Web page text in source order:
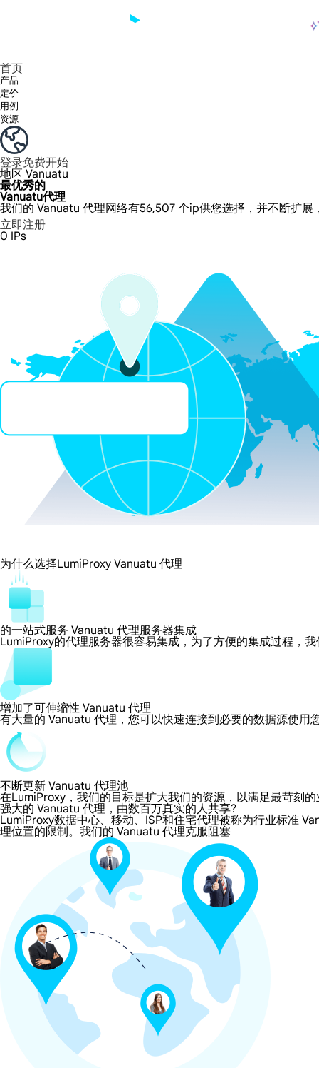
首页
产品
定价
用例
资源
登录免费开始
地区 Vanuatu
最优秀的
Vanuatu代理
我们的 Vanuatu 代理网络有56,507 个ip供您选择，并不断扩
立即注册
0 IPs
为什么选择LumiProxy Vanuatu 代理
的一站式服务 Vanuatu 代理服务器集成
LumiProxy的代理服务器很容易集成，为了方便的集成过程，
增加了可伸缩性 Vanuatu 代理
有大量的 Vanuatu 代理，您可以快速连接到必要的数据源使
不断更新 Vanuatu 代理池
在LumiProxy，我们的目标是扩大我们的资源，以满足最苛刻
强大的 Vanuatu 代理，由数百万真实的人共享?
LumiProxy数据中心、移动、ISP和住宅代理被称为行业标准
理位置的限制。我们的 Vanuatu 代理克服阻塞